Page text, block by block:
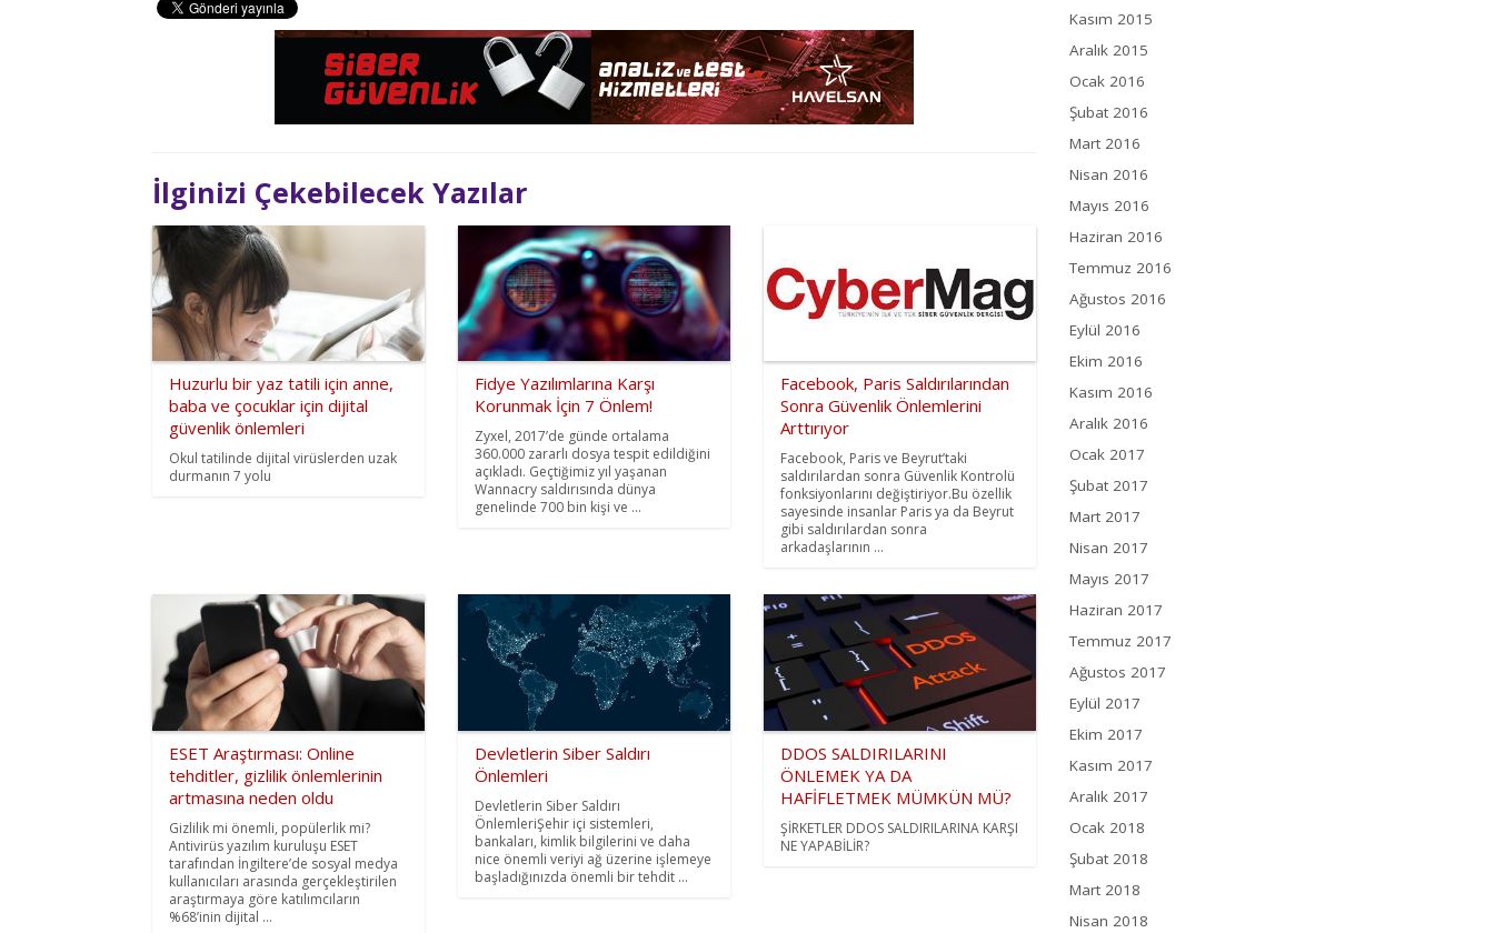
İlginizi Çekebilecek Yazılar
Huzurlu bir yaz tatili için anne,
baba ve çocuklar için dijital
güvenlik önlemleri
Okul tatilinde dijital virüslerden uzak
durmanın 7 yolu
Fidye Yazılımlarına Karşı
Korunmak İçin 7 Önlem!
Zyxel, 2017’de günde ortalama
360.000 zararlı dosya tespit edildiğini
açıkladı. Geçtiğimiz yıl yaşanan
Wannacry saldırısında dünya
genelinde 700 bin kişi ve ...
Facebook, Paris Saldırılarından
Sonra Güvenlik Önlemlerini
Arttırıyor
Facebook, Paris ve Beyrut’taki
saldırılardan sonra Güvenlik Kontrolü
fonksiyonlarını değiştiriyor.Bu özellik
sayesinde insanlar Paris ya da Beyrut
gibi saldırılardan sonra
arkadaşlarının ...
ESET Araştırması: Online
tehditler, gizlilik önlemlerinin
artmasına neden oldu
Gizlilik mi önemli, popülerlik mi?
Antivirüs yazılım kuruluşu ESET
tarafından İngiltere’de sosyal medya
kullanıcıları arasında gerçekleştirilen
araştırmaya göre katılımcıların
%68’inin dijital ...
Devletlerin Siber Saldırı
Önlemleri
Devletlerin Siber Saldırı
ÖnlemleriŞehir içi sistemleri,
bankaları, kimlik bilgilerini ve daha
nice önemli veriyi ağ üzerine işlemeye
başladığınızda önemli bir tehdit ...
DDOS SALDIRILARINI
ÖNLEMEK YA DA
HAFİFLETMEK MÜMKÜN MÜ?
ŞİRKETLER DDOS SALDIRILARINA KARŞI
NE YAPABİLİR?
Kasım 2015
Aralık 2015
Ocak 2016
Şubat 2016
Mart 2016
Nisan 2016
Mayıs 2016
Haziran 2016
Temmuz 2016
Ağustos 2016
Eylül 2016
Ekim 2016
Kasım 2016
Aralık 2016
Ocak 2017
Şubat 2017
Mart 2017
Nisan 2017
Mayıs 2017
Haziran 2017
Temmuz 2017
Ağustos 2017
Eylül 2017
Ekim 2017
Kasım 2017
Aralık 2017
Ocak 2018
Şubat 2018
Mart 2018
Nisan 2018